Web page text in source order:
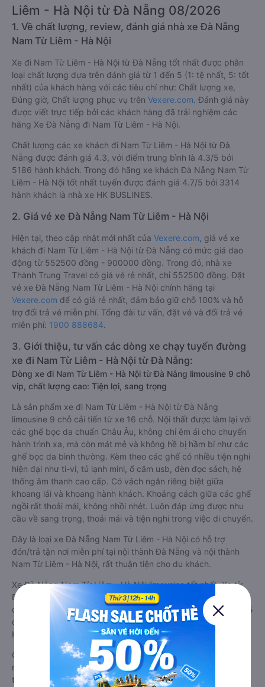
Liêm - Hà Nội từ Đà Nẵng 08/2026
1. Về chất lượng, review, đánh giá nhà xe Đà Nẵng
Nam Từ Liêm - Hà Nội
Xe đi Nam Từ Liêm - Hà Nội từ Đà Nẵng tốt nhất được phân
loại chất lượng dựa trên đánh giá từ 1 đến 5 (1: tệ nhất, 5: tốt
nhất) của khách hàng với các tiêu chí như: Chất lượng xe,
Đúng giờ, Chất lượng phục vụ trên Vexere.com. Đánh giá này
được viết trực tiếp bởi các khách hàng đã trải nghiệm các
hãng Xe Đà Nẵng đi Nam Từ Liêm - Hà Nội.
Chất lượng các xe khách đi Nam Từ Liêm - Hà Nội từ Đà
Nẵng được đánh giá 4.3, với điểm trung bình là 4.3/5 bởi
5186 hành khách. Trong đó hãng xe khách Đà Nẵng Nam Từ
Liêm - Hà Nội tốt nhất tuyến được đánh giá 4.7/5 bởi 3314
hành khách là nhà xe HK BUSLINES.
2. Giá vé xe Đà Nẵng Nam Từ Liêm - Hà Nội
Hiện tại, theo cập nhật mới nhất của Vexere.com , giá vé xe
khách đi Nam Từ Liêm - Hà Nội từ Đà Nẵng có mức giá dao
động từ 552500 đồng - 900000 đồng. Trong đó, nhà xe
Thành Trung Travel có giá vé rẻ nhất, chỉ 552500 đồng. Đặt
vé xe Đà Nẵng Nam Từ Liêm - Hà Nội chính hãng tại
Vexere.com để có giá rẻ nhất, đảm bảo giữ chỗ 100% và hỗ
trợ đổi trả vé miễn phí. Tổng đài tư vấn, đặt vé và đổi trả vé
miễn phí: 1900 888684.
3. Giới thiệu, tư vấn các dòng xe chạy tuyến đường
xe đi Nam Từ Liêm - Hà Nội từ Đà Nẵng:
Dòng xe đi Nam Từ Liêm - Hà Nội từ Đà Nẵng limousine 9 chỗ
vip, chất lượng cao: Tiện lợi, sang trọng
Là sản phẩm xe đi Nam Từ Liêm - Hà Nội từ Đà Nẵng
limousine 9 chỗ cải tiến từ xe 16 chỗ. Nội thất được làm lại với
các ghế bọc da chuẩn Châu Âu, không chỉ êm ái cho chuyến
hành trình xa, mà còn mát mẻ và không hề bị hầm bí như các
ghế bọc da bình thường. Kèm theo các ghế có nhiều tiện nghi
hiện đại như ti-vi, tủ lạnh mini, ổ cắm usb, đèn đọc sách, hệ
thống âm thanh cao cấp. Có vách ngăn riêng biệt giữa
khoang lái và khoang hành khách. Khoảng cách giữa các ghế
ngồi rất thoải mái, không nhồi nhét. Luôn đáp ứng được nhu
cầu về sang trọng, thoải mái và tiện nghi trong việc di chuyển.
Đây là loại xe Đà Nẵng Nam Từ Liêm - Hà Nội có hỗ trợ
đón/trả tận nơi miễn phí tại nội thành Đà Nẵng và nội thành
Nam Từ Liêm - Hà Nội, rất thuận tiện cho du khách.
Xe Đà Nẵng Nam Từ Liêm - Hà Nội limousine tốt nhất: Xe từ
Đà Nẵng đi Nam Từ Liêm - Hà Nội limousine được đánh giá
chung có chất lượng Tốt với điểm đánh giá trung bình từ 4.2/5
dựa trên 5186 phản hồi của hành khách Xe về Nam Từ Liêm -
Hà Nội từ Đà Nẵng.
Giá vé xe limousine đi Nam Từ Liêm - Hà Nội từ Đà Nẵng
nhất là 552500VND của hãng xe Thành Trung Travel. Tùy
thuộc vào vị trí ngồi của bạn và chương trình khuyến mãi, giá